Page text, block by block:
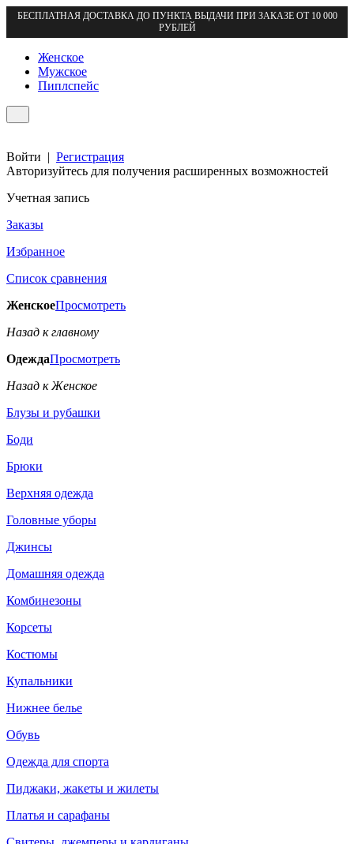
БЕСПЛАТНАЯ ДОСТАВКА ДО ПУНКТА ВЫДАЧИ ПРИ ЗАКАЗЕ ОТ 10 000
РУБЛЕЙ
Женское
Мужское
Пиплспейс
Войти | Регистрация
Авторизуйтесь для получения расширенных возможностей
Учетная запись
Заказы
Избранное
Список сравнения
ЖенскоеПросмотреть
Назад к главному
ОдеждаПросмотреть
Назад к Женское
Блузы и рубашки
Боди
Брюки
Верхняя одежда
Головные уборы
Джинсы
Домашняя одежда
Комбинезоны
Корсеты
Костюмы
Купальники
Нижнее белье
Обувь
Одежда для спорта
Пиджаки, жакеты и жилеты
Платья и сарафаны